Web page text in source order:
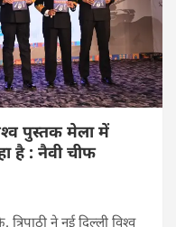
पुस्तक मेला में
है : नैवी चीफ
ने नई दिल्ली विश्व